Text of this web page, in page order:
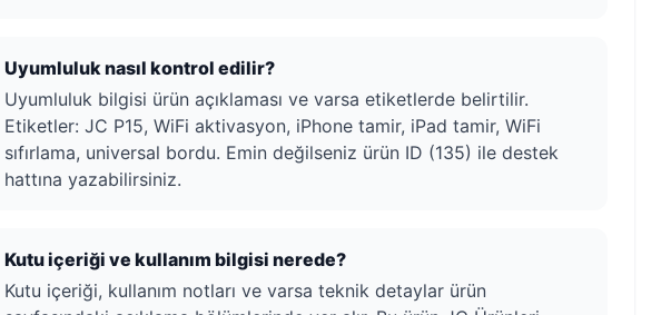
Uyumluluk nasıl kontrol edilir?
Uyumluluk bilgisi ürün açıklaması ve varsa etiketlerde belirtilir.
Etiketler: JC P15, WiFi aktivasyon, iPhone tamir, iPad tamir, WiFi
sıfırlama, universal bordu. Emin değilseniz ürün ID (135) ile destek
hattına yazabilirsiniz.
Kutu içeriği ve kullanım bilgisi nerede?
Kutu içeriği, kullanım notları ve varsa teknik detaylar ürün